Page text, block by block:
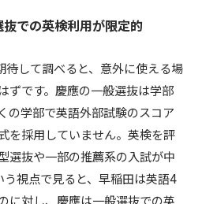
での英検利用が限定的
待して調べると、意外に使える場
ずです。慶應の一般選抜は学部
の学部で英語外部試験のスコア
を採用していません。英検を評
選抜や一部の推薦系の入試が中
視点で見ると、早稲田は英語4
に対し、慶應は一般選抜での英